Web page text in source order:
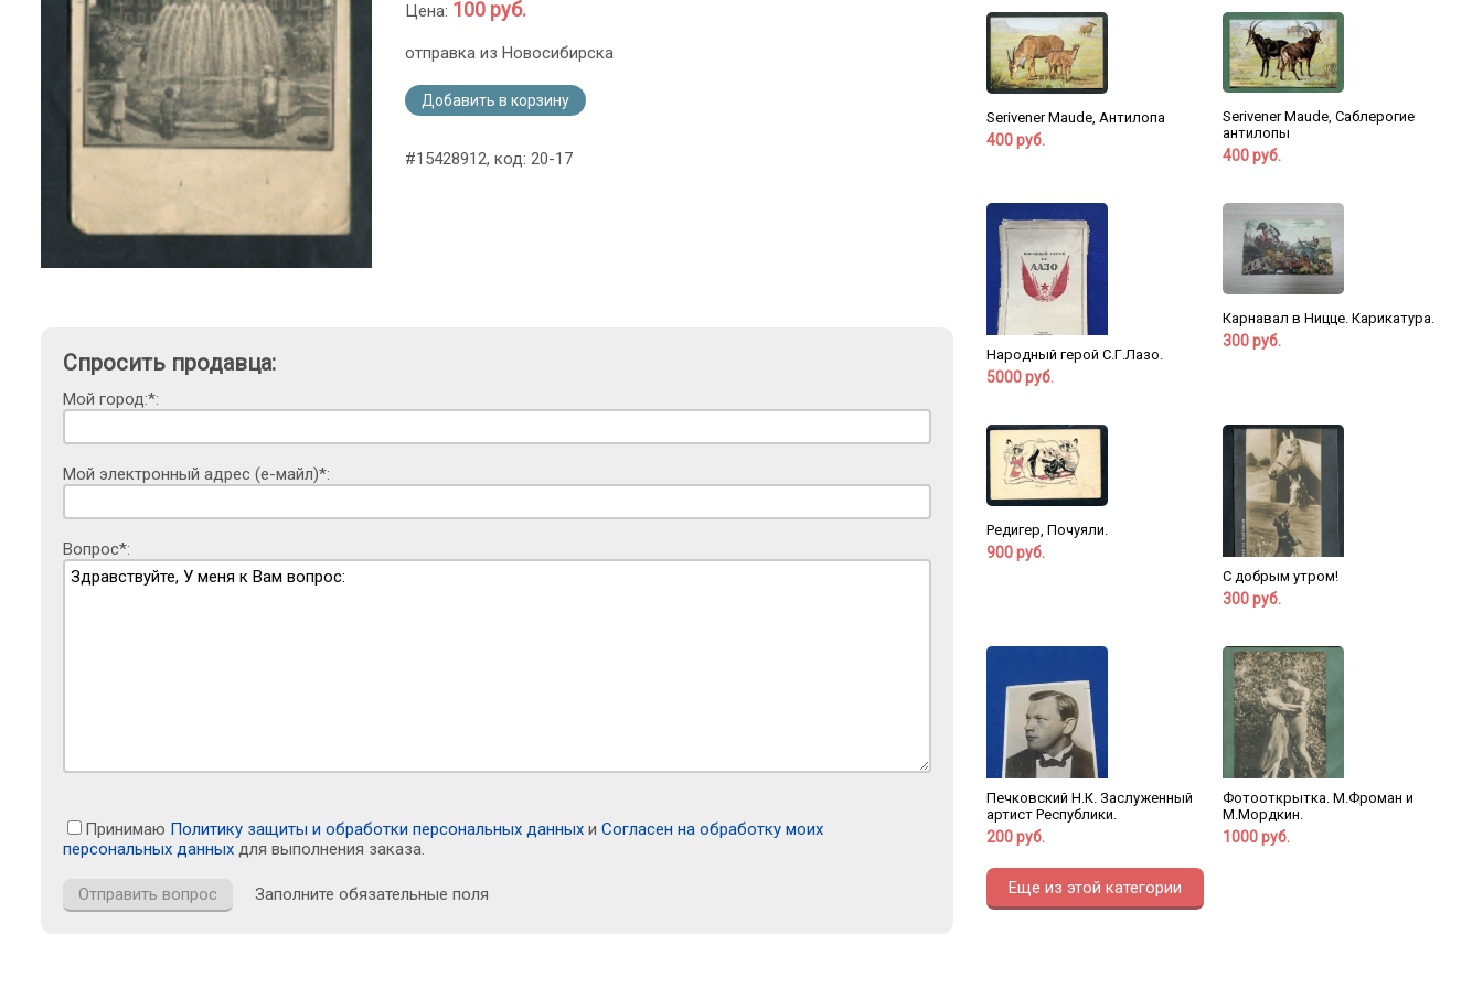
Цена: 100 руб.
отправка из Новосибирска
Добавить в корзину
#15428912, код: 20-17
Спросить продавца:
Мой город:*:
Мой электронный адрес (е-майл)*:
Вопрос*:
Принимаю Политику защиты и обработки персональных данных и Согласен на обработку моих
персональных данных для выполнения заказа.
Заполните обязательные поля
Serivener Maude, Антилопа
400 руб.
Serivener Maude, Саблерогие
антилопы
400 руб.
Народный герой С.Г.Лазо.
5000 руб.
Карнавал в Ницце. Карикатура.
300 руб.
Редигер, Почуяли.
900 руб.
С добрым утром!
300 руб.
Печковский Н.К. Заслуженный
артист Республики.
200 руб.
Фотооткрытка. М.Фроман и
М.Мордкин.
1000 руб.
Еще из этой категории